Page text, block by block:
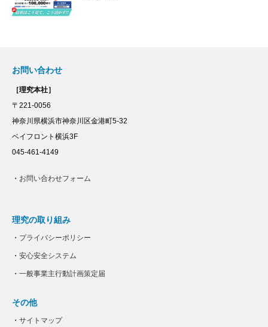
お問い合わせ
［理究本社］
〒221-0056
神奈川県横浜市神奈川区金港町5-32
ベイフロント横浜3F
045-461-4149
・ お問い合わせフォーム
理究の取り組み
・ プライバシーポリシー
・ 安心安全システム
・ 一般事業主行動計画策定届
その他
・ サイトマップ